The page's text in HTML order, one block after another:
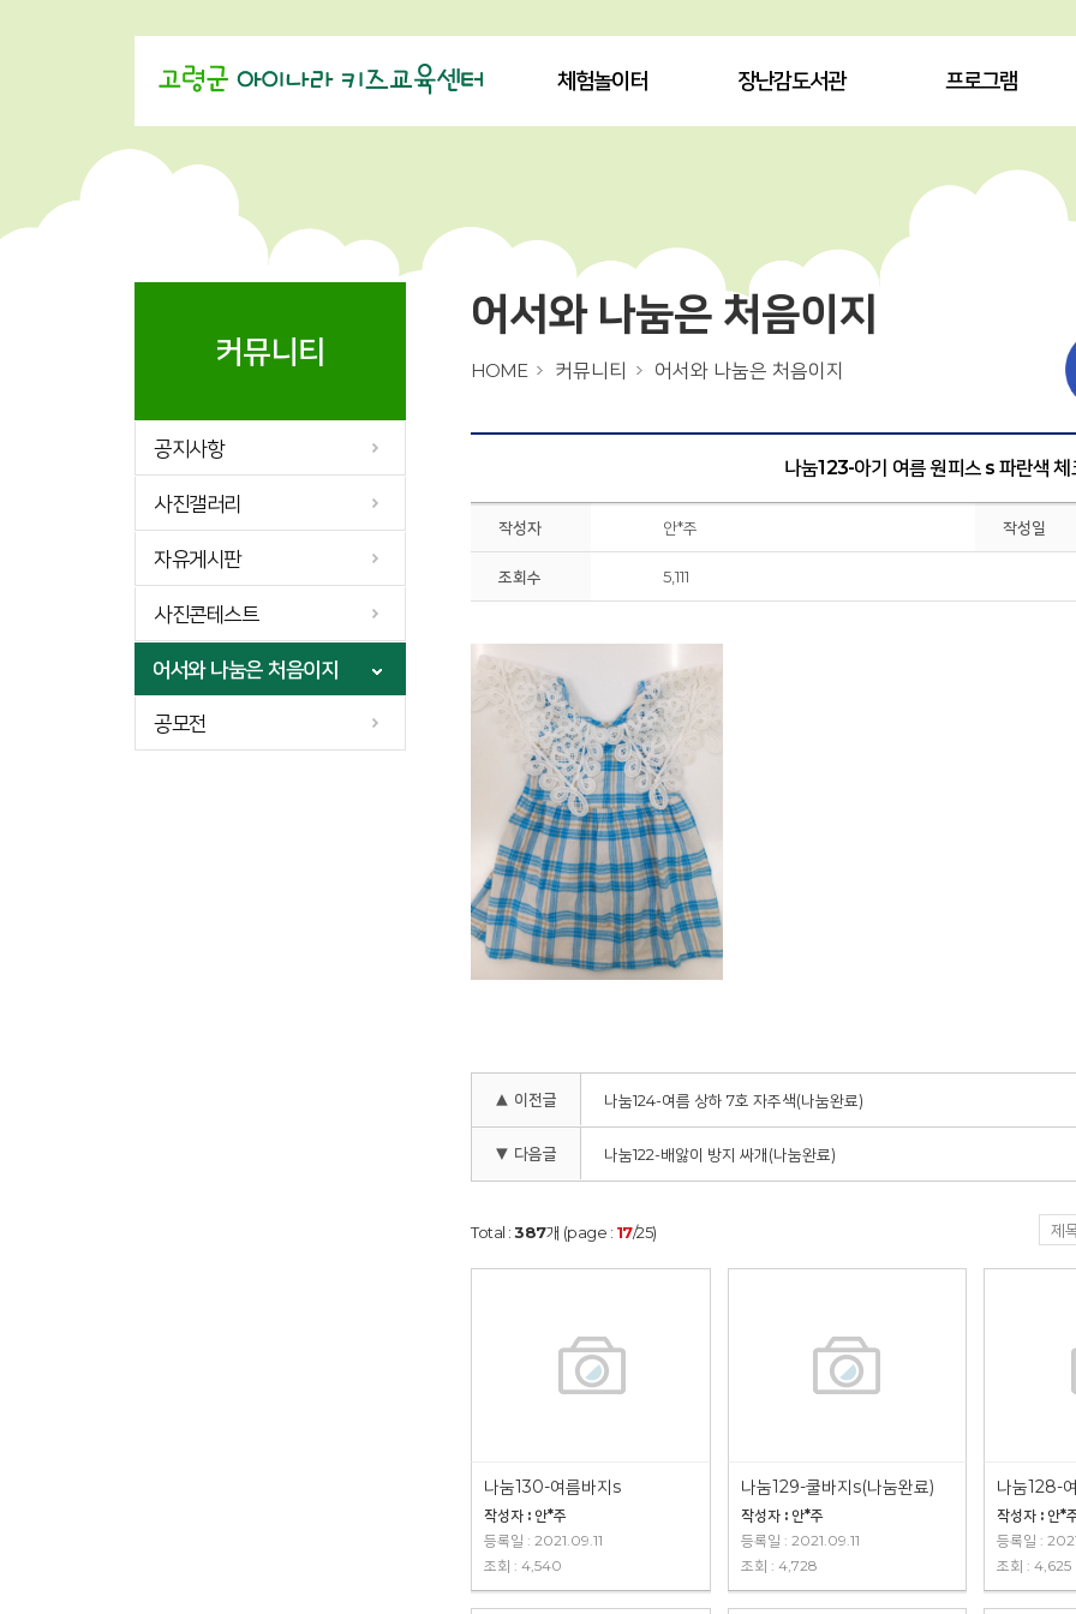
체험놀이터 장난감도서관 프로그램
커뮤니티
공지사항
사진갤러리
자유게시판
사진콘테스트
어서와 나눔은 처음이지
공모전
어서와 나눔은 처음이지
HOME 커뮤니티 어서와 나눔은 처음이지
나눔123-아기 여름 원피스 s 파란색
작성자 안*주 작성일
조회수 5,111
▲ 이전글 나눔124-여름 상하 7호 자주색(나눔완료)
▼ 다음글 나눔122-배앓이 방지 싸개(나눔완료)
Total :387개 (page : 17/25)
나눔130-여름바지s
작성자 : 안*주
등록일 : 2021.09.11
조회 : 4,540
나눔129-쿨바지s(나눔완료)
작성자 : 안*주
등록일 : 2021.09.11
조회 : 4,728
작성자 : 안*
등록일 :
조회 : 4,625